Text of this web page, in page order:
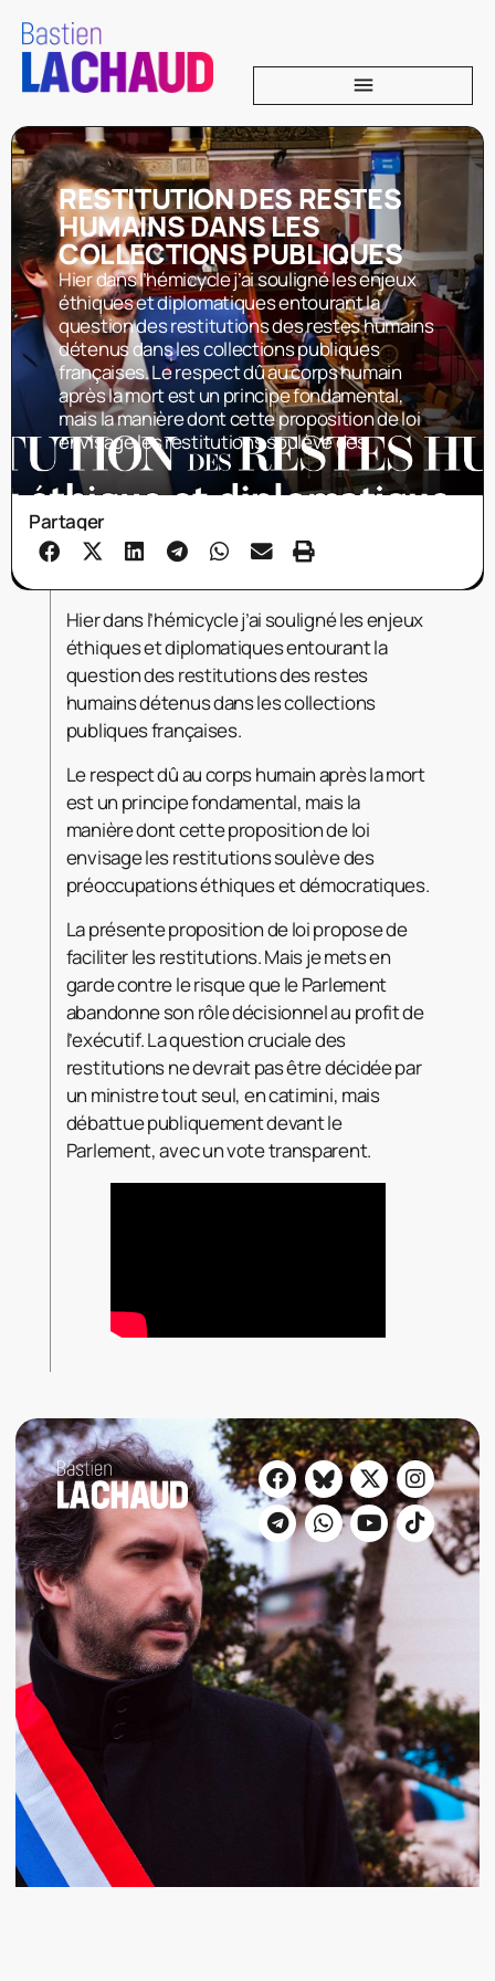
RESTITUTION DES RESTES
HUMAINS DANS LES
COLLECTIONS PUBLIQUES
Hier dans l’hémicycle j’ai souligné les enjeux
éthiques et diplomatiques entourant la
question des restitutions des restes humains
détenus dans les collections publiques
françaises. Le respect dû au corps humain
après la mort est un principe fondamental,
mais la manière dont cette proposition de loi
envisage les restitutions soulève des
Partager
Hier dans l’hémicycle j’ai souligné les enjeux
éthiques et diplomatiques entourant la
question des restitutions des restes
humains détenus dans les collections
publiques françaises.
Le respect dû au corps humain après la mort
est un principe fondamental, mais la
manière dont cette proposition de loi
envisage les restitutions soulève des
préoccupations éthiques et démocratiques.
La présente proposition de loi propose de
faciliter les restitutions. Mais je mets en
garde contre le risque que le Parlement
abandonne son rôle décisionnel au profit de
l’exécutif. La question cruciale des
restitutions ne devrait pas être décidée par
un ministre tout seul, en catimini, mais
débattue publiquement devant le
Parlement, avec un vote transparent.